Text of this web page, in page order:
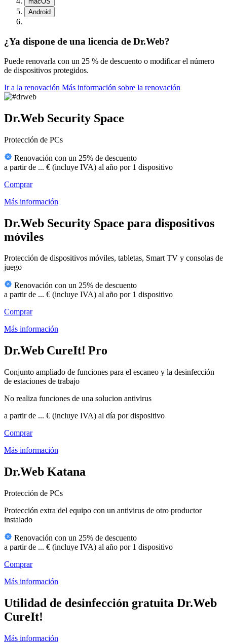
Android
¿Ya dispone de una licencia de Dr.Web?
Puede renovarla con un 25 % de descuento o modificar el número
de dispositivos protegidos.
Ir a la renovación Más información sobre la renovación
Dr.Web Security Space
Protección de PCs
Renovación con un 25% de descuento
a partir de ... € (incluye IVA) al año por 1 dispositivo
Comprar
Más información
Dr.Web Security Space para dispositivos
móviles
Protección de dispositivos móviles, tabletas, Smart TV y consolas de
juego
Renovación con un 25% de descuento
a partir de ... € (incluye IVA) al año por 1 dispositivo
Comprar
Más información
Dr.Web CureIt! Pro
Conjunto ampliado de funciones para el escaneo y la desinfección
de estaciones de trabajo
No realiza funciones de una solucion antivirus
a partir de ... € (incluye IVA) al día por dispositivo
Comprar
Más información
Dr.Web Katana
Protección de PCs
Protección extra del equipo con un antivirus de otro productor
instalado
Renovación con un 25% de descuento
a partir de ... € (incluye IVA) al año por 1 dispositivo
Comprar
Más información
Utilidad de desinfección gratuita Dr.Web
CureIt!
Más información